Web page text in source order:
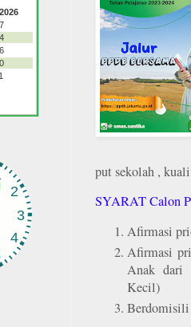
put sekolah ,
SYARAT Calon
Afirmasi
Afirmasi
Anak dari
Kecil)
Berdomisili